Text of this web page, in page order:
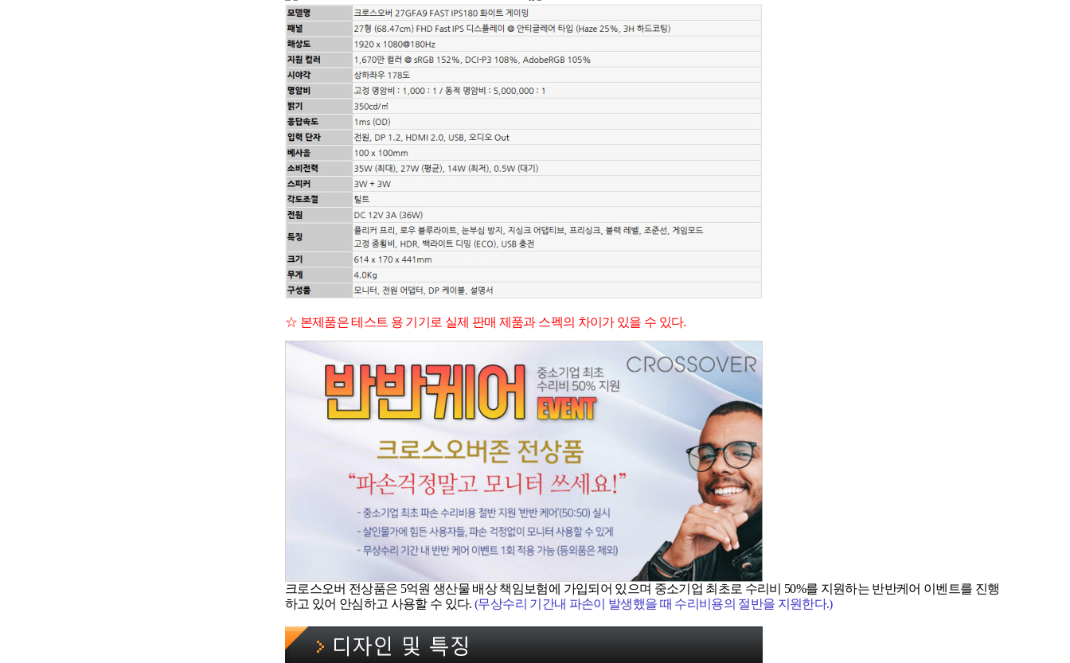
☆ 본제품은 테스트 용 기기로 실제 판매 제품과 스펙의 차이가 있을 수 있다.
크로스오버 전상품은 5억원 생산물 배상 책임보험에 가입되어 있으며 중소기업 최초로 수리비 50%를 지원하는 반반케어 이벤트를 진행
하고 있어 안심하고 사용할 수 있다.(무상수리 기간내 파손이 발생했을 때 수리비용의 절반을 지원한다.)